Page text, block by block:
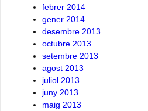
febrer 2014
gener 2014
desembre 2013
octubre 2013
setembre 2013
agost 2013
juliol 2013
juny 2013
maig 2013